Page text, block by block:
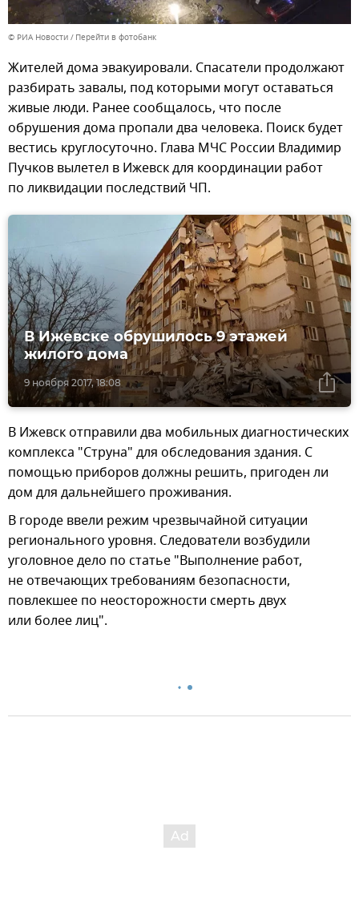
© РИА Новости Перейти в фотобанк
Жителей дома эвакуировали. Спасатели продолжают
разбирать завалы, под которыми могут оставаться
живые люди. Ранее сообщалось, что после
обрушения дома пропали два человека. Поиск будет
вестись круглосуточно. Глава МЧС России Владимир
Пучков вылетел в Ижевск для координации работ
по ликвидации последствий ЧП.
9 ноября 2017, 18:08
В Ижевске обрушилось 9 этажей
жилого дома
В Ижевск отправили два мобильных диагностических
комплекса "Струна" для обследования здания. С
помощью приборов должны решить, пригоден ли
дом для дальнейшего проживания.
В городе ввели режим чрезвычайной ситуации
регионального уровня. Следователи возбудили
уголовное дело по статье "Выполнение работ,
не отвечающих требованиям безопасности,
повлекшее по неосторожности смерть двух
или более лиц".